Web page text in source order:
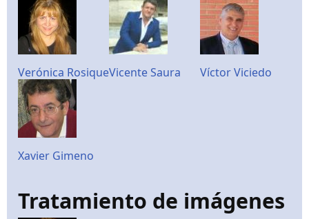
Verónica RosiqueVicente Saura Víctor Viciedo
Xavier Gimeno
Tratamiento de imágenes